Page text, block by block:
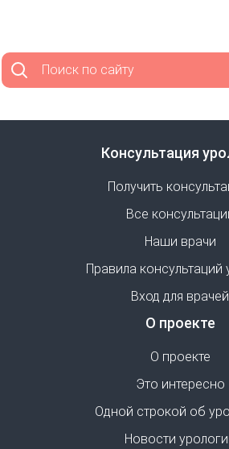
Поиск по сайту
Консультация
Получить
Все
Наши врачи
Правила консультаций
Вход для врачей
О проекте
О проекте
Это интересно
Одной строкой об
Новости